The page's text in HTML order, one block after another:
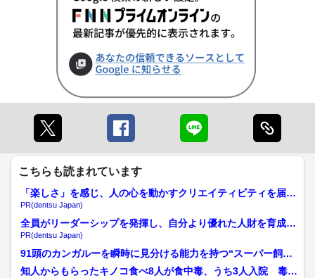
こちらも読まれています
「楽しさ」を感じ、人の心を動かすクリエイティビティを届け
る
PR(dentsu Japan)
全員がリーダーシップを発揮し、自分より優れた人財を育成す
る
PR(dentsu Japan)
91頭のカンガルーを瞬時に見分ける能力を持つ“スーパー飼育
員” 「みんな同じ顔？...
知人からもらったキノコ食べ8人が食中毒、うち3人入院 毒キ